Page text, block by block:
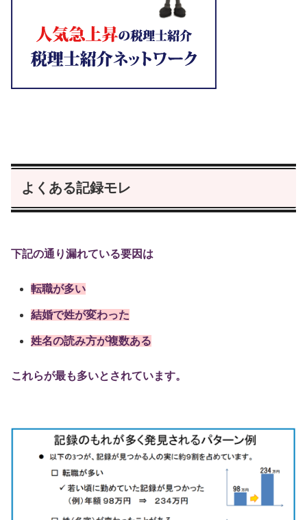
よくある記録モレ
下記の通り漏れている要因は
転職が多い
結婚で姓が変わった
姓名の読み方が複数ある
これらが最も多いとされています。